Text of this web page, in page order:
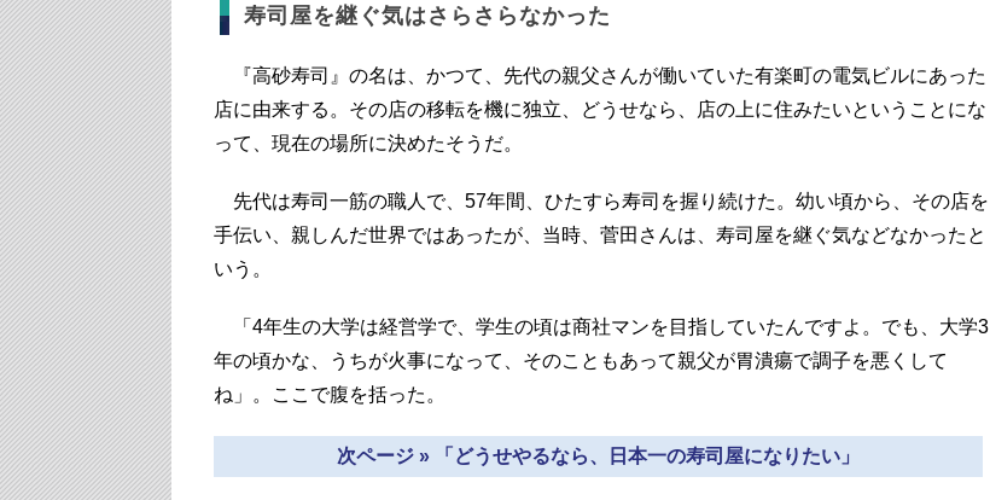
寿司屋を継ぐ気はさらさらなかった
『高砂寿司』の名は、かつて、先代の親父さんが働いていた有楽町の電気ビルにあった
店に由来する。その店の移転を機に独立、どうせなら、店の上に住みたいということにな
って、現在の場所に決めたそうだ。
先代は寿司一筋の職人で、57年間、ひたすら寿司を握り続けた。幼い頃から、その店を
手伝い、親しんだ世界ではあったが、当時、菅田さんは、寿司屋を継ぐ気などなかったと
いう。
「4年生の大学は経営学で、学生の頃は商社マンを目指していたんですよ。でも、大学3
年の頃かな、うちが火事になって、そのこともあって親父が胃潰瘍で調子を悪くして
ね」。ここで腹を括った。
次ページ » 「どうせやるなら、日本一の寿司屋になりたい」